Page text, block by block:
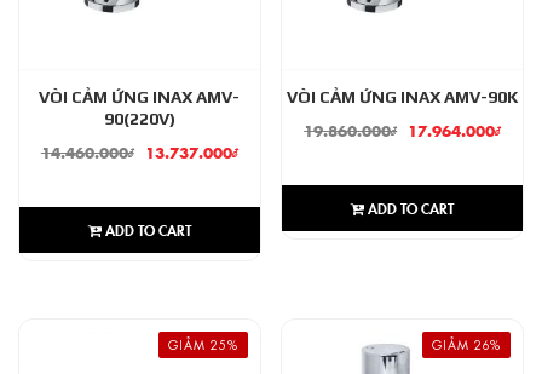
VÒI CẢM ỨNG INAX AMV-
90(220V)
14.460.000₫ 13.737.000₫
ADD TO CART
VÒI CẢM ỨNG INAX AMV-90K
19.860.000₫ 17.964.000₫
ADD TO CART
GIẢM 25% GIẢM 26%